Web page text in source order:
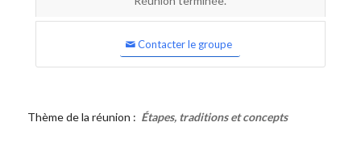
Contacter le groupe
Thème de la réunion : Étapes, traditions et concepts